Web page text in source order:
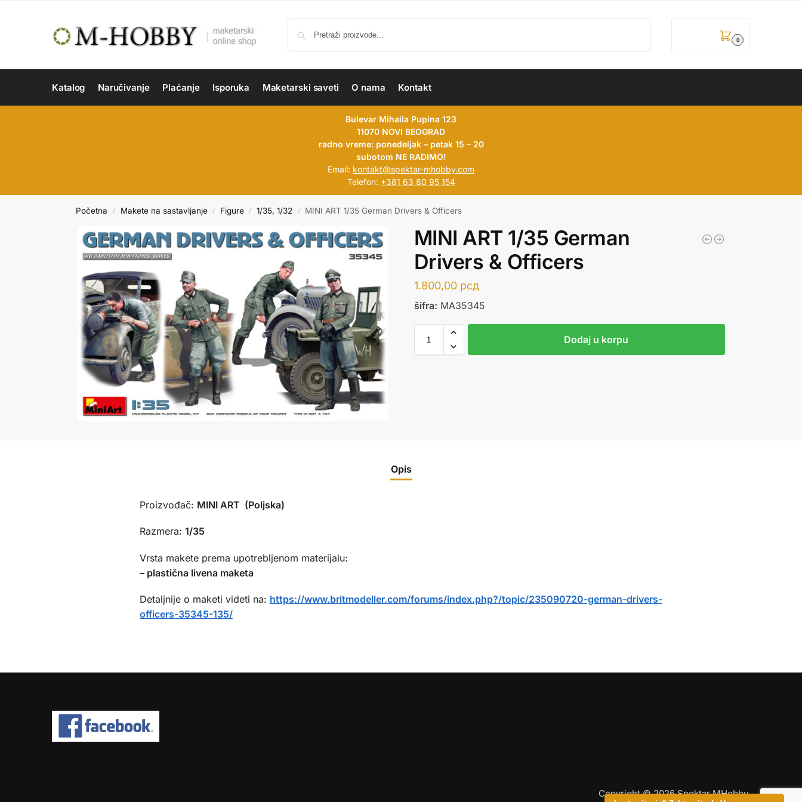
0
Katalog Naručivanje Plaćanje Isporuka Maketarski saveti O nama Kontakt
Bulevar Mihaila Pupina 123
11070 NOVI BEOGRAD
radno vreme: ponedeljak – petak 15 – 20
subotom NE RADIMO!
Email: kontakt@spektar-mhobby.com
Telefon: +381 63 80 95 154
Početna / Makete na sastavljanje / Figure / 1/35, 1/32 / MINI ART 1/35 German Drivers & Officers
MINI ART 1/35 German
Drivers & Officers
1.800,00 рсд
šifra: MA35345
Dodaj u korpu
Opis
Proizvođač: MINI ART (Poljska)
Razmera: 1/35
Vrsta makete prema upotrebljenom materijalu:
– plastična livena maketa
Detaljnije o maketi videti na: https://www.britmodeller.com/forums/index.php?/topic/235090720-german-drivers-
officers-35345-135/
Copyright © 2026 Spektar MHobby.